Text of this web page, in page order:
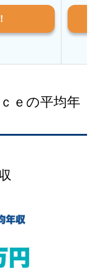
ｅの平均年